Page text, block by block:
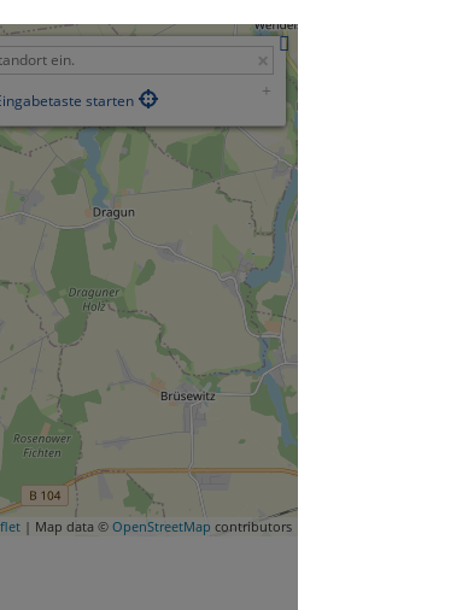
starten
| Map data © OpenStreetMap contributors